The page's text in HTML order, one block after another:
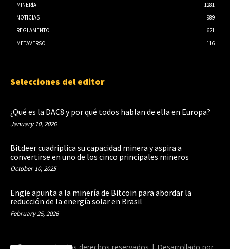
MINERÍA
1281
NOTICIAS
989
REGLAMENTO
621
METAVERSO
116
Selecciones del editor
¿Qué es la DAC8 y por qué todos hablan de ella en Europa?
January 10, 2026
Bitdeer cuadriplica su capacidad minera y aspira a
convertirse en uno de los cinco principales mineros
October 10, 2025
Engie apunta a la minería de Bitcoin para abordar la
reducción de la energía solar en Brasil
February 25, 2026
© 2026 Todos los derechos reservados | Desarrollado por